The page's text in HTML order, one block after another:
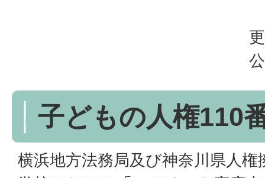
子どもの人権110
横浜地方法務局及び神奈川県人